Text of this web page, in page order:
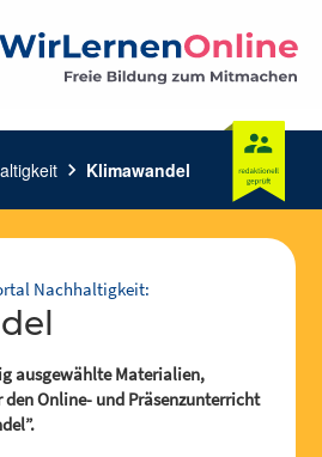
chevron_right Klimawandel
Nachhaltigkeit:
ausgewählte Materialien,
den Online- und Präsenzunterricht